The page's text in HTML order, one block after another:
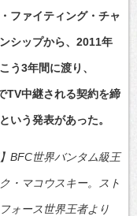
ファイティング・チャ
シップから、2011年
う3年間に渡り、
TV中継される契約を締
いう発表があった。
】BFC世界バンタム級王
・マコウスキー。スト
ォース世界王者より